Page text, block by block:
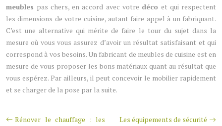
meubles pas chers, en accord avec votre déco et qui respectent
les dimensions de votre cuisine, autant faire appel à un fabriquant.
C’est une alternative qui mérite de faire le tour du sujet dans la
mesure où vous vous assurez d’avoir un résultat satisfaisant et qui
correspond à vos besoins. Un fabricant de meubles de cuisine est en
mesure de vous proposer les bons matériaux quant au résultat que
vous espérez. Par ailleurs, il peut concevoir le mobilier rapidement
et se charger de la pose par la suite.
Rénover le chauffage : les
Les équipements de sécurité